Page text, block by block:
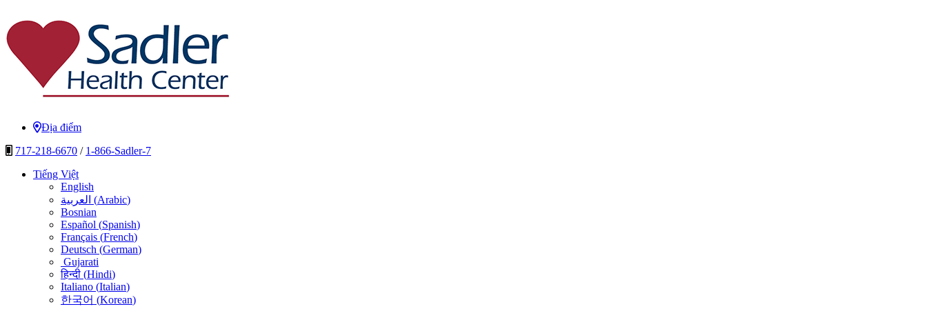
đến
nội
dung
Sadler Health Center
Địa điểm
717-218-6670 / 1-866-Sadler-7
Tiếng Việt
English
العربية (Arabic)
Bosnian
Español (Spanish)
Français (French)
Deutsch (German)
Gujarati
हिन्दी (Hindi)
Italiano (Italian)
한국어 (Korean)